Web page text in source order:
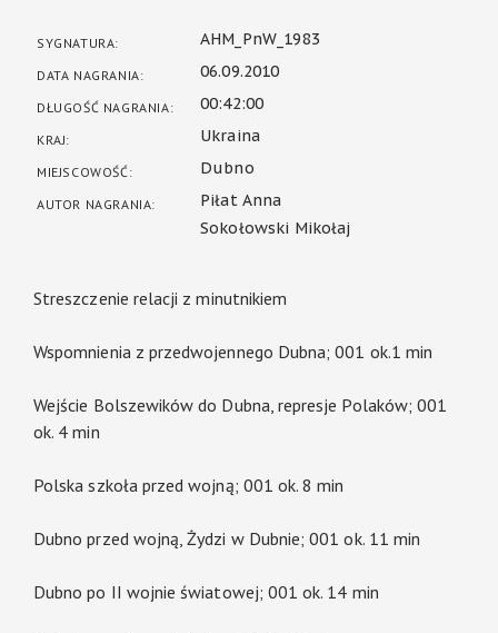
SYGNATURA: AHM_PnW_1983
DATA NAGRANIA: 06.09.2010
DŁUGOŚĆ NAGRANIA: 00:42:00
KRAJ: Ukraina
MIEJSCOWOŚĆ: Dubno
AUTOR NAGRANIA:
Piłat Anna
Sokołowski Mikołaj
Streszczenie relacji z minutnikiem
Wspomnienia z przedwojennego Dubna; 001 ok.1 min
Wejście Bolszewików do Dubna, represje Polaków; 001
ok. 4 min
Polska szkoła przed wojną; 001 ok. 8 min
Dubno przed wojną, Żydzi w Dubnie; 001 ok. 11 min
Dubno po II wojnie światowej; 001 ok. 14 min